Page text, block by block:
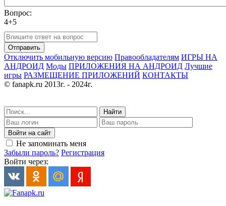
Вопрос:
4+5
Отправить
Отключить мобильную версию Правообладателям ИГРЫ НА
АНДРОИД Моды ПРИЛОЖЕНИЯ НА АНДРОИД Лучшие
игры РАЗМЕЩЕНИЕ ПРИЛОЖЕНИЙ КОНТАКТЫ
© fanapk.ru 2013г. - 2024г.
Найти
Войти на сайт
Не запоминать меня
Забыли пароль? Регистрация
Войти через: